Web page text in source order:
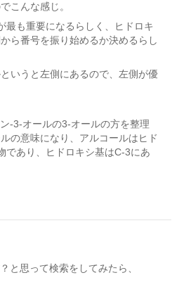
こんな感じ。
最も重要になるらしく、ヒドロキ
ら番号を振り始めるか決めるらし
いうと左側にあるので、左側が優
-3-オールの3-オールの方を整理
の意味になり、アルコールはヒド
であり、ヒドロキシ基はC-3にあ
と思って検索をしてみたら、